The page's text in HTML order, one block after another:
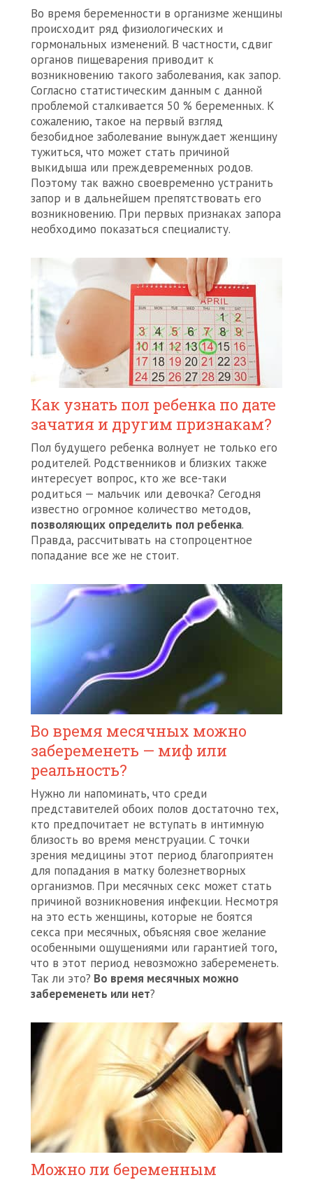
Во время беременности в организме женщины
происходит ряд физиологических и
гормональных изменений. В частности, сдвиг
органов пищеварения приводит к
возникновению такого заболевания, как запор.
Согласно статистическим данным с данной
проблемой сталкивается 50 % беременных. К
сожалению, такое на первый взгляд
безобидное заболевание вынуждает женщину
тужиться, что может стать причиной
выкидыша или преждевременных родов.
Поэтому так важно своевременно устранить
запор и в дальнейшем препятствовать его
возникновению. При первых признаках запора
необходимо показаться специалисту.
Как узнать пол ребенка по дате
зачатия и другим признакам?
Пол будущего ребенка волнует не только его
родителей. Родственников и близких также
интересует вопрос, кто же все-таки
родиться — мальчик или девочка? Сегодня
известно огромное количество методов,
позволяющих определить пол ребенка.
Правда, рассчитывать на стопроцентное
попадание все же не стоит.
Во время месячных можно
забеременеть — миф или
реальность?
Нужно ли напоминать, что среди
представителей обоих полов достаточно тех,
кто предпочитает не вступать в интимную
близость во время менструации. С точки
зрения медицины этот период благоприятен
для попадания в матку болезнетворных
организмов. При месячных секс может стать
причиной возникновения инфекции. Несмотря
на это есть женщины, которые не боятся
секса при месячных, объясняя свое желание
особенными ощущениями или гарантией того,
что в этот период невозможно забеременеть.
Так ли это? Во время месячных можно
забеременеть или нет?
Можно ли беременным